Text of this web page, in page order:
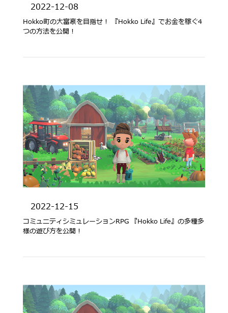
2022-12-08
Hokko町の大富豪を目指せ！ 『Hokko Life』でお金を稼ぐ4
つの方法を公開！
2022-12-15
コミュニティシミュレーションRPG 『Hokko Life』の多種多
様の遊び方を公開！